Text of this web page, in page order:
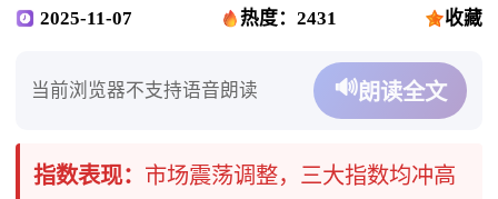
2025-11-07 热度：2431 收藏
当前浏览器不支持语音朗读 🔊朗读全文
指数表现： 市场震荡调整，三大指数均冲高